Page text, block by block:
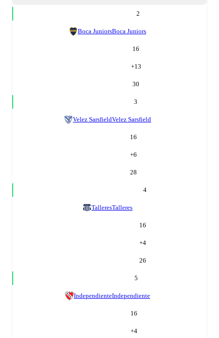
2
Boca JuniorsBoca Juniors
16
+13
30
3
Velez SarsfieldVelez Sarsfield
16
+6
28
4
TalleresTalleres
16
+4
26
5
IndependienteIndependiente
16
+4